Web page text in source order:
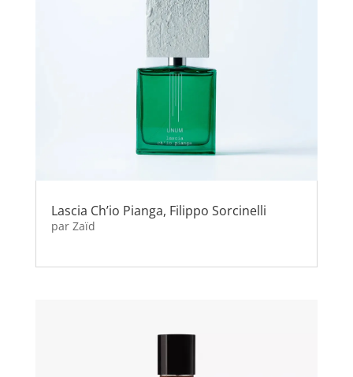
Lascia Ch’io Pianga, Filippo Sorcinelli
par Zaïd